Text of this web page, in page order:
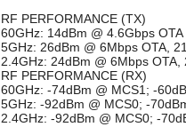
RF PERFORMANCE (TX)
60GHz: 14dBm @ 4.6Gbps
5GHz: 26dBm @ 6Mbps OTA,
2.4GHz: 24dBm @ 6Mbps OTA,
RF PERFORMANCE (RX)
60GHz: -74dBm @ MCS1; -
5GHz: -92dBm @ MCS0; -
2.4GHz: -92dBm @ MCS0; -